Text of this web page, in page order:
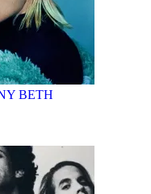
BETH